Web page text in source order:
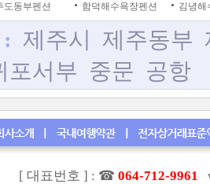
도동부펜션 함덕해수욕장펜션 김녕해
: 제주시 제주동부
포서부 중문 공항
[ 대표번호 ] : ☎ 064-712-9961